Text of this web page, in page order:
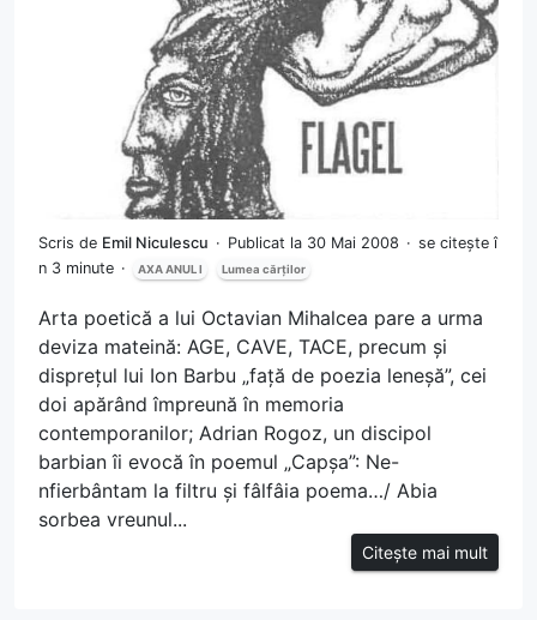
Scris de Emil Niculescu Publicat la 30 Mai 2008
se citește î
n 3 minute
AXA ANUL I Lumea cărților
Arta poetică a lui Octavian Mihalcea pare a urma
deviza mateină: AGE, CAVE, TACE, precum și
disprețul lui Ion Barbu „față de poezia leneșă”, cei
doi apărând împreună în memoria
contemporanilor; Adrian Rogoz, un discipol
barbian îi evocă în poemul „Capșa”: Ne-
nfierbântam la filtru și fâlfâia poema…/ Abia
sorbea vreunul...
Citește mai mult